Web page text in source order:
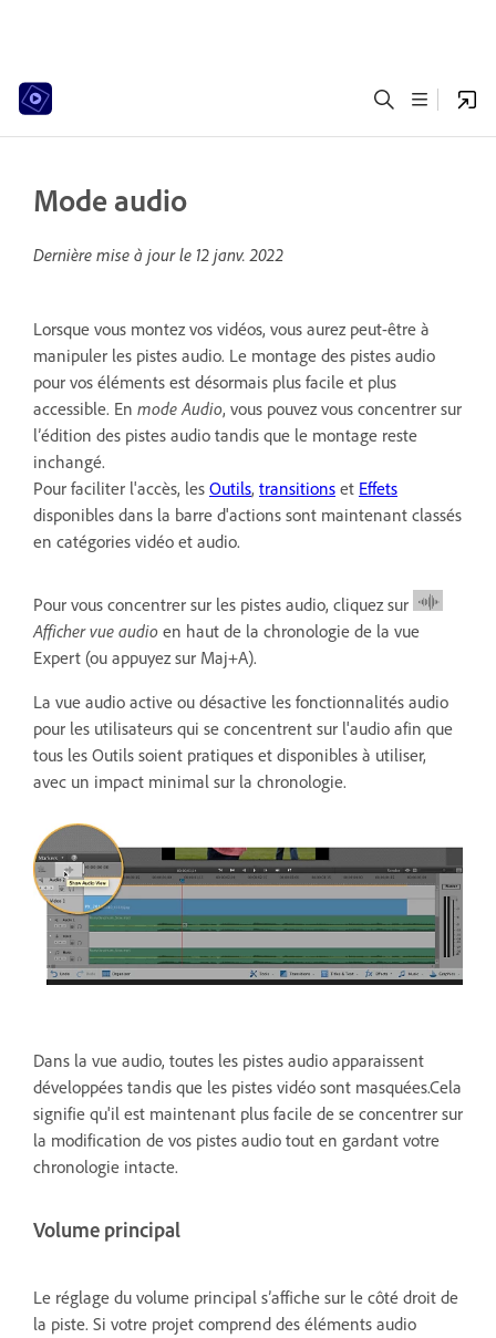
Mode audio
Dernière mise à jour le 12 janv. 2022
Lorsque vous montez vos vidéos, vous aurez peut-être à
manipuler les pistes audio. Le montage des pistes audio
pour vos éléments est désormais plus facile et plus
accessible. En mode Audio, vous pouvez vous concentrer sur
l’édition des pistes audio tandis que le montage reste
inchangé.
Pour faciliter l'accès, les Outils, transitions et Effets
disponibles dans la barre d'actions sont maintenant classés
en catégories vidéo et audio.
Pour vous concentrer sur les pistes audio, cliquez sur
Afficher vue audio en haut de la chronologie de la vue
Expert (ou appuyez sur Maj+A).
La vue audio active ou désactive les fonctionnalités audio
pour les utilisateurs qui se concentrent sur l'audio afin que
tous les Outils soient pratiques et disponibles à utiliser,
avec un impact minimal sur la chronologie.
Dans la vue audio, toutes les pistes audio apparaissent
développées tandis que les pistes vidéo sont masquées.Cela
signifie qu'il est maintenant plus facile de se concentrer sur
la modification de vos pistes audio tout en gardant votre
chronologie intacte.
Volume principal
Le réglage du volume principal s’affiche sur le côté droit de
la piste. Si votre projet comprend des éléments audio